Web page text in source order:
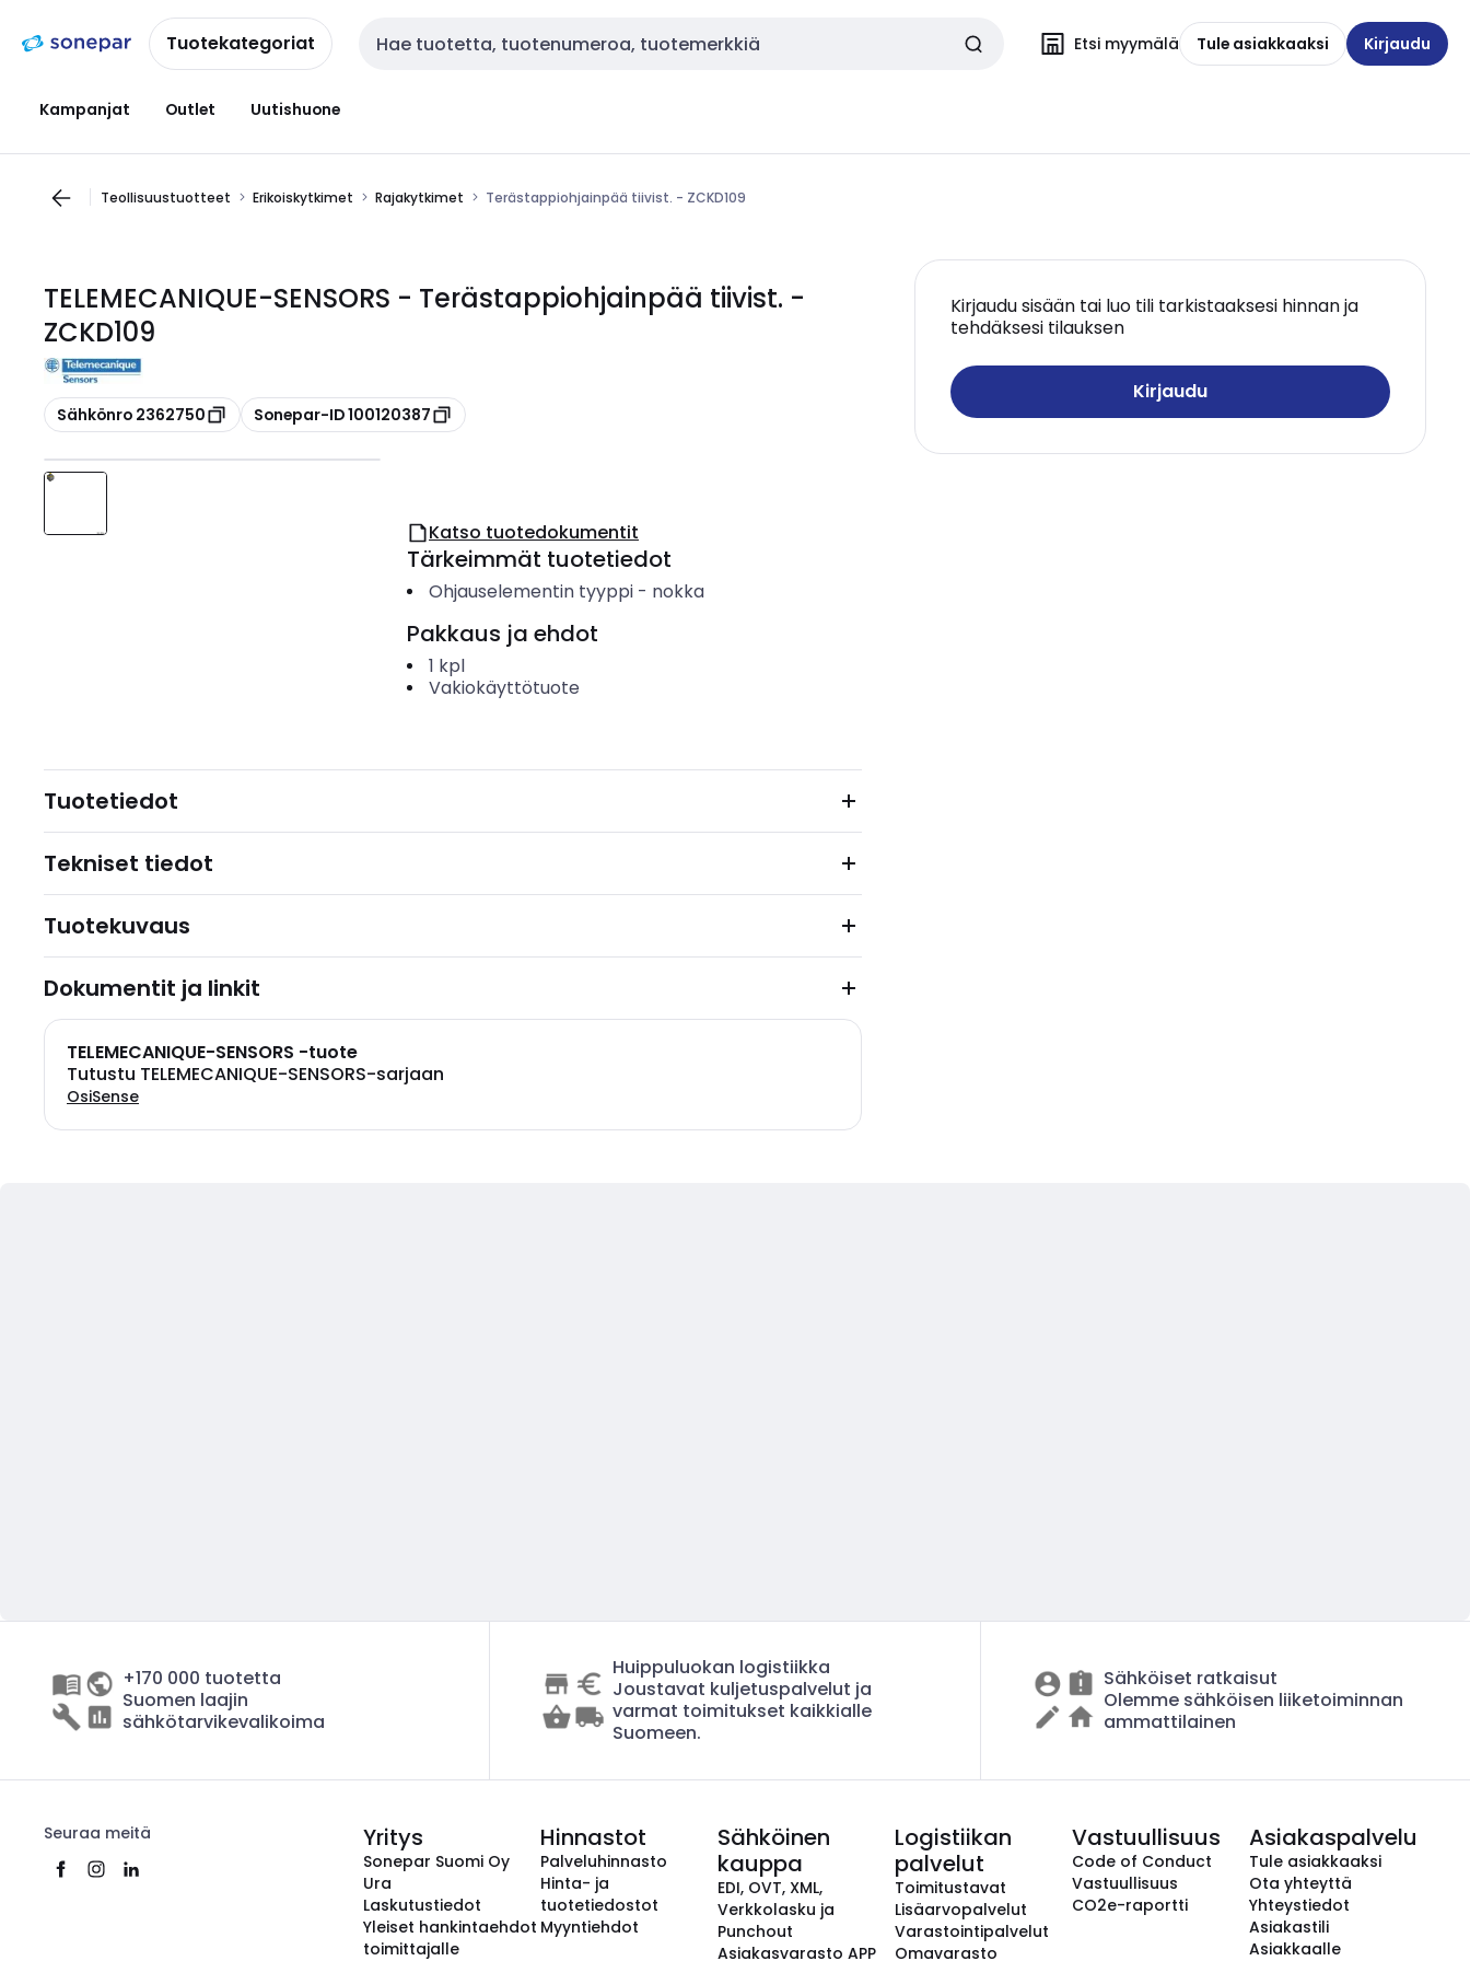
navigointiinsisältöönTuotekategoriat Haku Etsi myymälä Tule asiakkaaksi Kirjaudu
Kampanjat Outlet Uutishuone
Teollisuustuotteet Erikoiskytkimet Rajakytkimet Terästappiohjainpää tiivist. - ZCKD109
TELEMECANIQUE-SENSORS - Terästappiohjainpää tiivist. -
ZCKD109
Kopioi
Sähkönro 2362750 Kopioi
Sonepar-ID 100120387
Kirjaudu sisään tai luo tili tarkistaaksesi hinnan ja
tehdäksesi tilauksen
Kirjaudu
Katso tuotedokumentit
Tärkeimmät tuotetiedot
Ohjauselementin tyyppi- nokka
Pakkaus ja ehdot
1 kpl
Vakiokäyttötuote
Tuotetiedot
Tekniset tiedot
Tuotekuvaus
Dokumentit ja linkit
TELEMECANIQUE-SENSORS -tuote
Tutustu TELEMECANIQUE-SENSORS-sarjaan
OsiSense
+170 000 tuotetta
Suomen laajin
sähkötarvikevalikoima
Huippuluokan logistiikka
Joustavat kuljetuspalvelut ja
varmat toimitukset kaikkialle
Suomeen.
Sähköiset ratkaisut
Olemme sähköisen liiketoiminnan
ammattilainen
Seuraa meitä Yritys
Sonepar Suomi Oy
Ura
Laskutustiedot
Yleiset hankintaehdot
toimittajalle
Hinnastot
Palveluhinnasto
Hinta- ja
tuotetiedostot
Myyntiehdot
Sähköinen
kauppa
EDI, OVT, XML,
Verkkolasku ja
Punchout
Asiakasvarasto APP
Logistiikan
palvelut
Toimitustavat
Lisäarvopalvelut
Varastointipalvelut
Omavarasto
Vastuullisuus
Code of Conduct
Vastuullisuus
CO2e-raportti
Asiakaspalvelu
Tule asiakkaaksi
Ota yhteyttä
Yhteystiedot
Asiakastili
Asiakkaalle